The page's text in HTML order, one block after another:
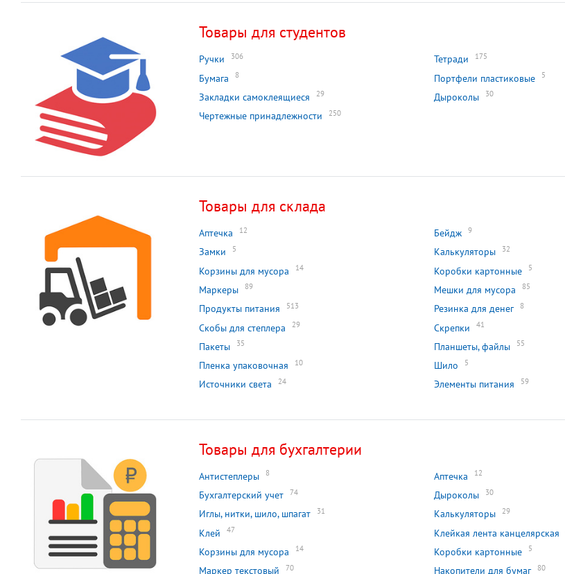
Товары для студентов
Ручки 306 Тетради 175
Бумага 8 Портфели пластиковые 5
Закладки самоклеящиеся 29 Дыроколы 30
Чертежные принадлежности 250
Товары для склада
Аптечка 12 Бейдж 9
Замки 5 Калькуляторы 32
Корзины для мусора 14 Коробки картонные 5
Маркеры 89 Мешки для мусора 85
Продукты питания 513 Резинка для денег 8
Скобы для степлера 29 Скрепки 41
Пакеты 35 Планшеты, файлы 55
Пленка упаковочная 10 Шило 5
Источники света 24 Элементы питания 59
Товары для бухгалтерии
Антистеплеры 8 Аптечка 12
Бухгалтерский учет 74 Дыроколы 30
Иглы, нитки, шило, шпагат 31 Калькуляторы 29
Клей 47 Клейкая лента канцелярская
Корзины для мусора 14 Коробки картонные 5
Маркер текстовый 70 Накопители для бумаг 80